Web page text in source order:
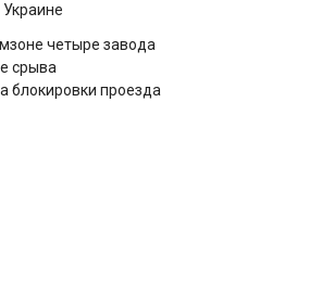
четыре завода
срыва
блокировки проезда